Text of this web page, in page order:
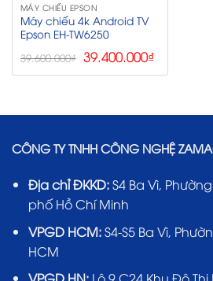
MÁY CHIẾU EPSON
Máy chiếu 4k Android TV
Epson EH-TW6250
39.600.000₫ Giá
gốc
39.400.000₫Giá
CÔNG TY TNHH CÔNG NGHỆ
Địa chỉ ĐKKD:S4 Ba Vì,
phố Hồ Chí Minh
VPGD HCM:S4-S5 Ba Vì,
HCM